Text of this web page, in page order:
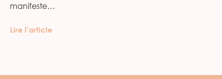
manifeste…
Lire l’article